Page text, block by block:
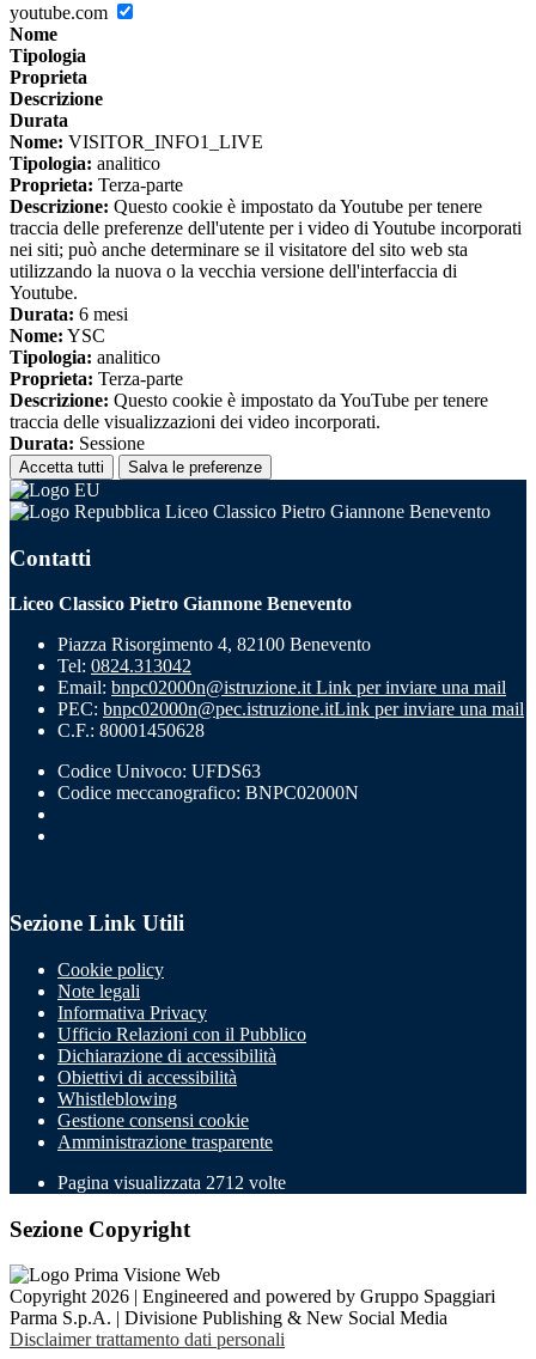
youtube.com
Nome
Tipologia
Proprieta
Descrizione
Durata
Nome: VISITOR_INFO1_LIVE
Tipologia: analitico
Proprieta: Terza-parte
Descrizione: Questo cookie è impostato da Youtube per tenere
traccia delle preferenze dell'utente per i video di Youtube incorporati
nei siti; può anche determinare se il visitatore del sito web sta
utilizzando la nuova o la vecchia versione dell'interfaccia di
Youtube.
Durata: 6 mesi
Nome: YSC
Tipologia: analitico
Proprieta: Terza-parte
Descrizione: Questo cookie è impostato da YouTube per tenere
traccia delle visualizzazioni dei video incorporati.
Durata: Sessione
Accetta tutti Salva le preferenze
Liceo Classico Pietro Giannone Benevento
Contatti
Liceo Classico Pietro Giannone Benevento
Piazza Risorgimento 4, 82100 Benevento
Tel: 0824.313042
Email: bnpc02000n@istruzione.it Link per inviare una mail
PEC: bnpc02000n@pec.istruzione.itLink per inviare una mail
C.F.: 80001450628
Codice Univoco: UFDS63
Codice meccanografico: BNPC02000N
Sezione Link Utili
Cookie policy
Note legali
Informativa Privacy
Ufficio Relazioni con il Pubblico
Dichiarazione di accessibilità
Obiettivi di accessibilità
Whistleblowing
Gestione consensi cookie
Amministrazione trasparente
Pagina visualizzata 2712 volte
Sezione Copyright
Copyright 2026 | Engineered and powered by Gruppo Spaggiari
Parma S.p.A. | Divisione Publishing & New Social Media
Disclaimer trattamento dati personali